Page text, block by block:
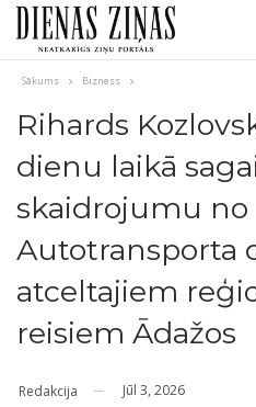
Sākums Bizness
Rihards
dienu laikā
skaidrojumu no
Autotransporta
atceltajiem
reisiem Ādažos
Redakcija Jūl 3, 2026